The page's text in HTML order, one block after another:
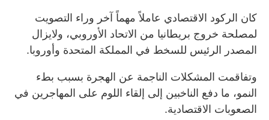
كان الركود الاقتصادي عاملاً مهماً آخر وراء التصويت
لمصلحة خروج بريطانيا من الاتحاد الأوروبي، ولايزال
المصدر الرئيس للسخط في المملكة المتحدة وأوروبا.
وتفاقمت المشكلات الناجمة عن الهجرة بسبب بطء
النمو، ما دفع الناخبين إلى إلقاء اللوم على المهاجرين في
الصعوبات الاقتصادية.